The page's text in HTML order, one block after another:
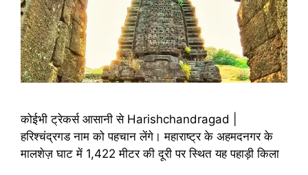
कोईभी ट्रेकर्स आसानी से Harishchandragad |
हरिश्चंद्रगड नाम को पहचान लेंगे। महाराष्ट्र के अहमदनगर के
मालशेज़ घाट में 1,422 मीटर की दूरी पर स्थित यह पहाड़ी किला